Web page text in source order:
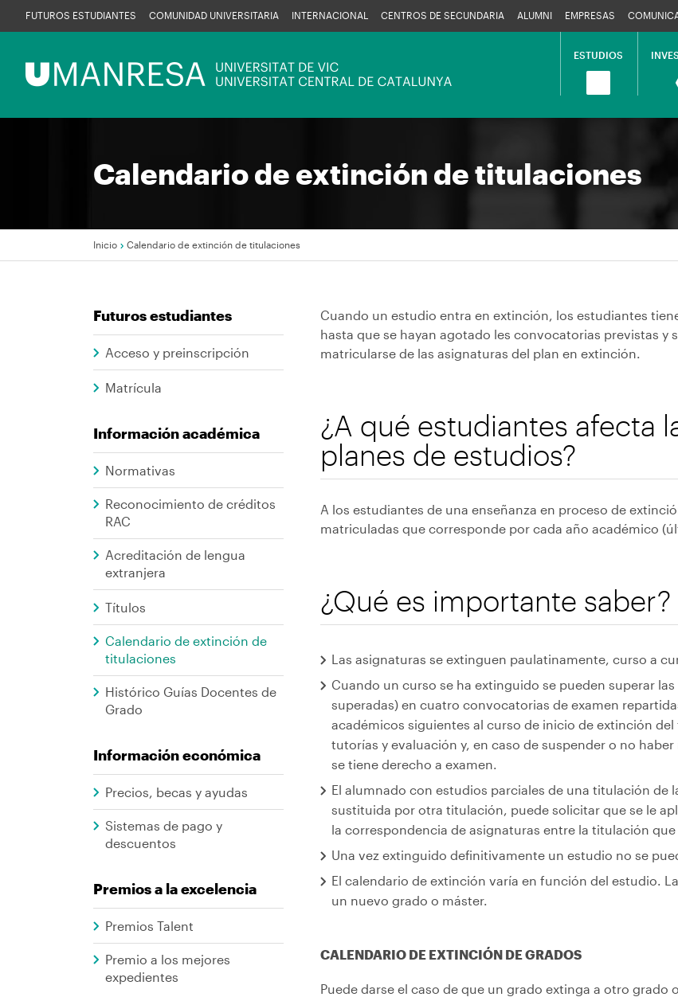
Pasar
al
Menú
UManresa
FUTUROS ESTUDIANTES COMUNIDAD UNIVERSITARIA INTERNACIONAL CENTROS DE SECUNDARIA ALUMNI EMPRESAS
ESTUDIOS
Calendario de extinción de titulaciones
enlaces
de
ayuda
la
navegación
Inicio Calendario de extinción de titulaciones
Graus
Futuros estudiantes
Acceso y preinscripción
Matrícula
Información académica
Normativas
Reconocimiento de créditos
RAC
Acreditación de lengua
extranjera
Títulos
Calendario de extinción de
titulaciones
Histórico Guías Docentes de
Grado
Información económica
Precios, becas y ayudas
Sistemas de pago y
descuentos
Premios a la excelencia
Premios Talent
Premio a los mejores
expedientes
Cuando un estudio entra en extinción, los estudiantes
hasta que se hayan agotado les convocatorias previstas y
matricularse de las asignaturas del plan en extinción.
¿A qué estudiantes afecta
planes de estudios?
A los estudiantes de una enseñanza en proceso de
matriculadas que corresponde por cada año académico
¿Qué es importante saber?
Las asignaturas se extinguen paulatinamente, curso a
Cuando un curso se ha extinguido se pueden superar
superadas) en cuatro convocatorias de examen
académicos siguientes al curso de inicio de extinción
tutorías y evaluación y, en caso de suspender o no
se tiene derecho a examen.
El alumnado con estudios parciales de una titulación de
sustituida por otra titulación, puede solicitar que se le
la correspondencia de asignaturas entre la titulación
Una vez extinguido definitivamente un estudio no se
El calendario de extinción varía en función del estudio.
un nuevo grado o máster.
CALENDARIO DE EXTINCIÓN DE GRADOS
Puede darse el caso de que un grado extinga a otro grado